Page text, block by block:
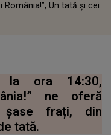
România!”, Un tată și cei
la ora 14:30,
ne oferă
șase frați, din
tată.